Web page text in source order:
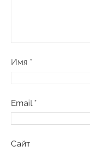
Имя *
Email *
Сайт